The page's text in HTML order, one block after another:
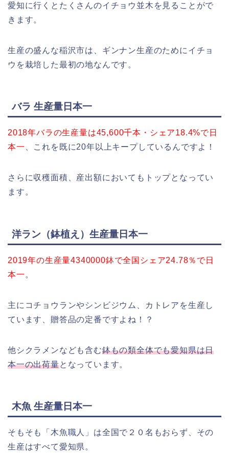
愛知に行くとたくさんのイチョウ並木を見ることがで
きます。
生産の盛んな稲沢市は、ギンナン生産のためにイチョ
ウを栽培した最初の地なんです。
バラ 生産量日本一
2018年バラの生産量は45,600千本・シェア18.4%で日
本一 、これを既に20年以上キープしているんですよ！
さらに収穫面積、産出額においてもトップとなってい
ます。
洋ラン（鉢植え）生産量日本一
2019年の生産量4340000鉢で全国シェア24.78％で日
本一 。
主にコチョウランやシンビジウム、カトレアを生産し
ています、贈答品の定番ですよね！？
他シクラメンなども含む鉢もの類全体でも愛知県は日
本一の出荷量となっています。
木魚 生産量日本一
そもそも「木魚職人」は全国で２０名もおらず、その
生産はすべて愛知県。